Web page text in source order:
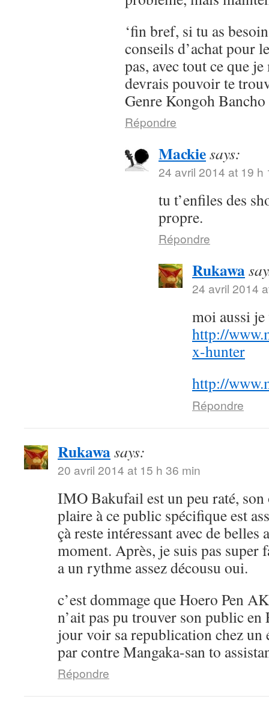
‘fin bref, si tu as
conseils d’achat pour
pas, avec tout ce que
devrais pouvoir te
Genre Kongoh Bancho
Répondre
Mackiesays:
24 avril 2014 at 19 h
tu t’enfiles des
propre.
Répondre
Rukawa
24 avril 2014
moi aussi
http://
x-hunter
http://
Répondre
Rukawasays:
20 avril 2014 at 15 h 36 min
IMO Bakufail est un peu raté,
plaire à ce public spécifique est
çà reste intéressant avec de belles
moment. Après, je suis pas super
a un rythme assez décousu oui.
c’est dommage que Hoero Pen
n’ait pas pu trouver son public en
jour voir sa republication chez un
par contre Mangaka-san to
Répondre